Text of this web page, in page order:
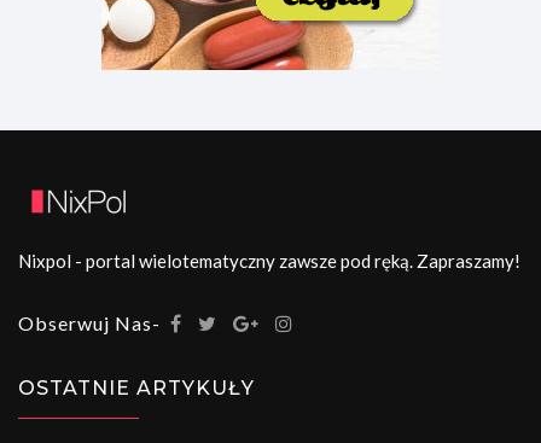
Nixpol - portal wielotematyczny zawsze pod ręką. Zapraszamy!
Obserwuj Nas-
OSTATNIE ARTYKUŁY